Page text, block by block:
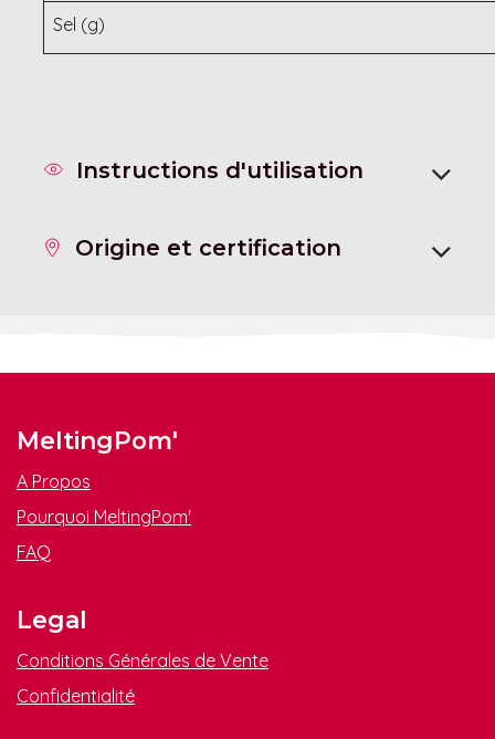
Sel (g)
Instructions d'utilisation
Origine et certification
MeltingPom'
A Propos
Pourquoi MeltingPom'
FAQ
Legal
Conditions Générales de Vente
Confidenti​alité